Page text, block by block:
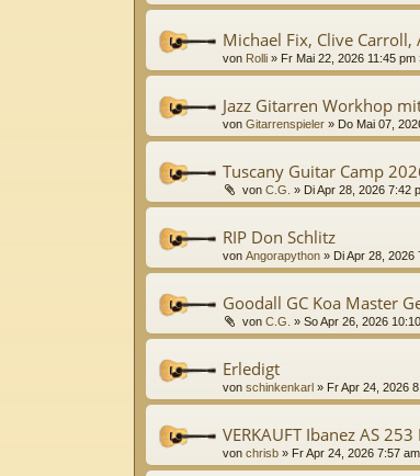
Michael Fix, Clive Carroll,
von Rolli » Fr Mai 22, 2026 11:45 pm
Jazz Gitarren Workhop
von Gitarrenspieler » Do Mai 07,
Tuscany Guitar Camp
vonC.G. » Di Apr 28, 2026 7:42
RIP Don Schlitz
von Angorapython » Di Apr 28, 2026
Goodall GC Koa Master
vonC.G. »So Apr 26, 2026
Erledigt
von schinkenkarl » Fr Apr 24, 2026
VERKAUFT Ibanez AS
von chrisb » Fr Apr 24, 2026 7:57 am